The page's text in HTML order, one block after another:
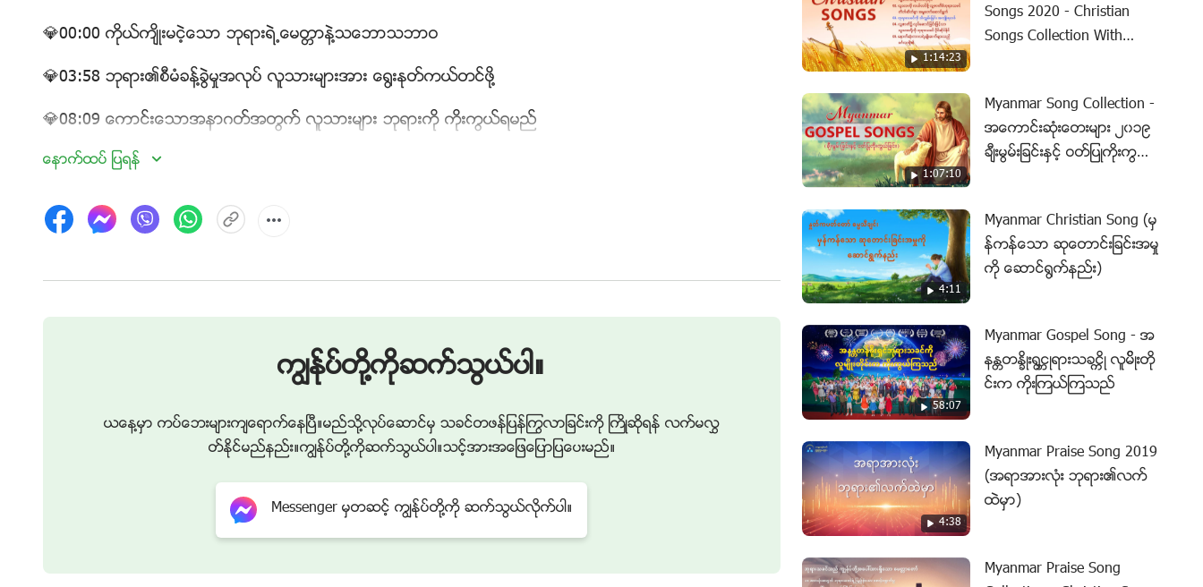
💎00:00 ကိုယ္က်ိဳးမငဲ့ေသာ ဘုရားရဲ႕ေမတၱာနဲ႔သေဘာသဘာဝ
💎03:58 ဘုရား၏စီမံခန႔္ခြဲမႈအလုပ္ လူသားမ်ားအား ေ႐ြးႏုတ္ကယ္တင္ဖို႔
💎08:09 ေကာင္းေသာအနာဂတ္အတြက္ လူသားမ်ား ဘုရားကို ကိုးကြယ္ရမည္
💎11:49 အရာအားလုံးထက္ ဘုရားအေပၚ သင္ ယုံၾကည္ကိုးစားရမယ္
💎15:28 ဘုရားရရွိထားေသာသူတို႔သည္ စစ္မွန္မႈကို ပိုင္ဆိုင္ထားသည္
💎35:17 အျပစ္စီရင္ျခင္းႏွင့္ ဘုရားဆင္းႂကြလာ
ေနာက္ထပ္ ျပရန္
ကြၽန္ုပ္တို႔ကိုဆက္သြယ္ပါ။
ယေန႔မွာ ကပ္ေဘးမ်ားက်ေရာက္ေနၿပီ။မည္သို႔လုပ္ေဆာင္မွ သခင္တဖန္ျပန္ႂကြလာျခင္းကို ႀကိဳဆိုရန္ လက္မလႊ
တ္ႏိုင္မည္နည္း။ကြၽန္ုပ္တို႔ကိုဆက္သြယ္ပါ။သင့္အားအေျဖေျပာျပေပးမည္။
Messenger မွတဆင့္ ကြၽန္ုပ္တို႔ကို ဆက္သြယ္လိုက္ပါ။
1:14:23
Songs 2020 - Christian
Songs Collection With
1:07:10
Myanmar Song Collection -
အေကာင္းဆုံးေတးမ်ား ၂၀၁၉
ခ်ီးမြမ္းျခင္းႏွင့္ ဝတ္ျပဳကိုးကြယ္ျ
4:11
Myanmar Christian Song (မွ
န္ကန္ေသာ ဆုေတာင္းျခင္းအမႈ
ကို ေဆာင္႐ြက္နည္း)
58:07
Myanmar Gospel Song - အ
နႏၲတႏၡိဳး႐ြငၻဳရားသခငၠိဳ လူမ္ိဳးတို
င္းက ကိုးၾကယ္ၾကသၫ္
4:38
Myanmar Praise Song 2019
(အရာအားလုံး ဘုရား၏လက္
ထဲမွာ)
Myanmar Praise Song